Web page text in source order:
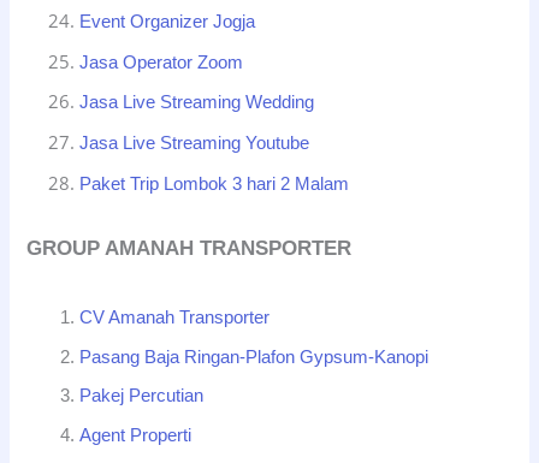
Event Organizer Jogja
Jasa Operator Zoom
Jasa Live Streaming Wedding
Jasa Live Streaming Youtube
Paket Trip Lombok 3 hari 2 Malam
GROUP AMANAH TRANSPORTER
CV Amanah Transporter
Pasang Baja Ringan-Plafon Gypsum-Kanopi
Pakej Percutian
Agent Properti